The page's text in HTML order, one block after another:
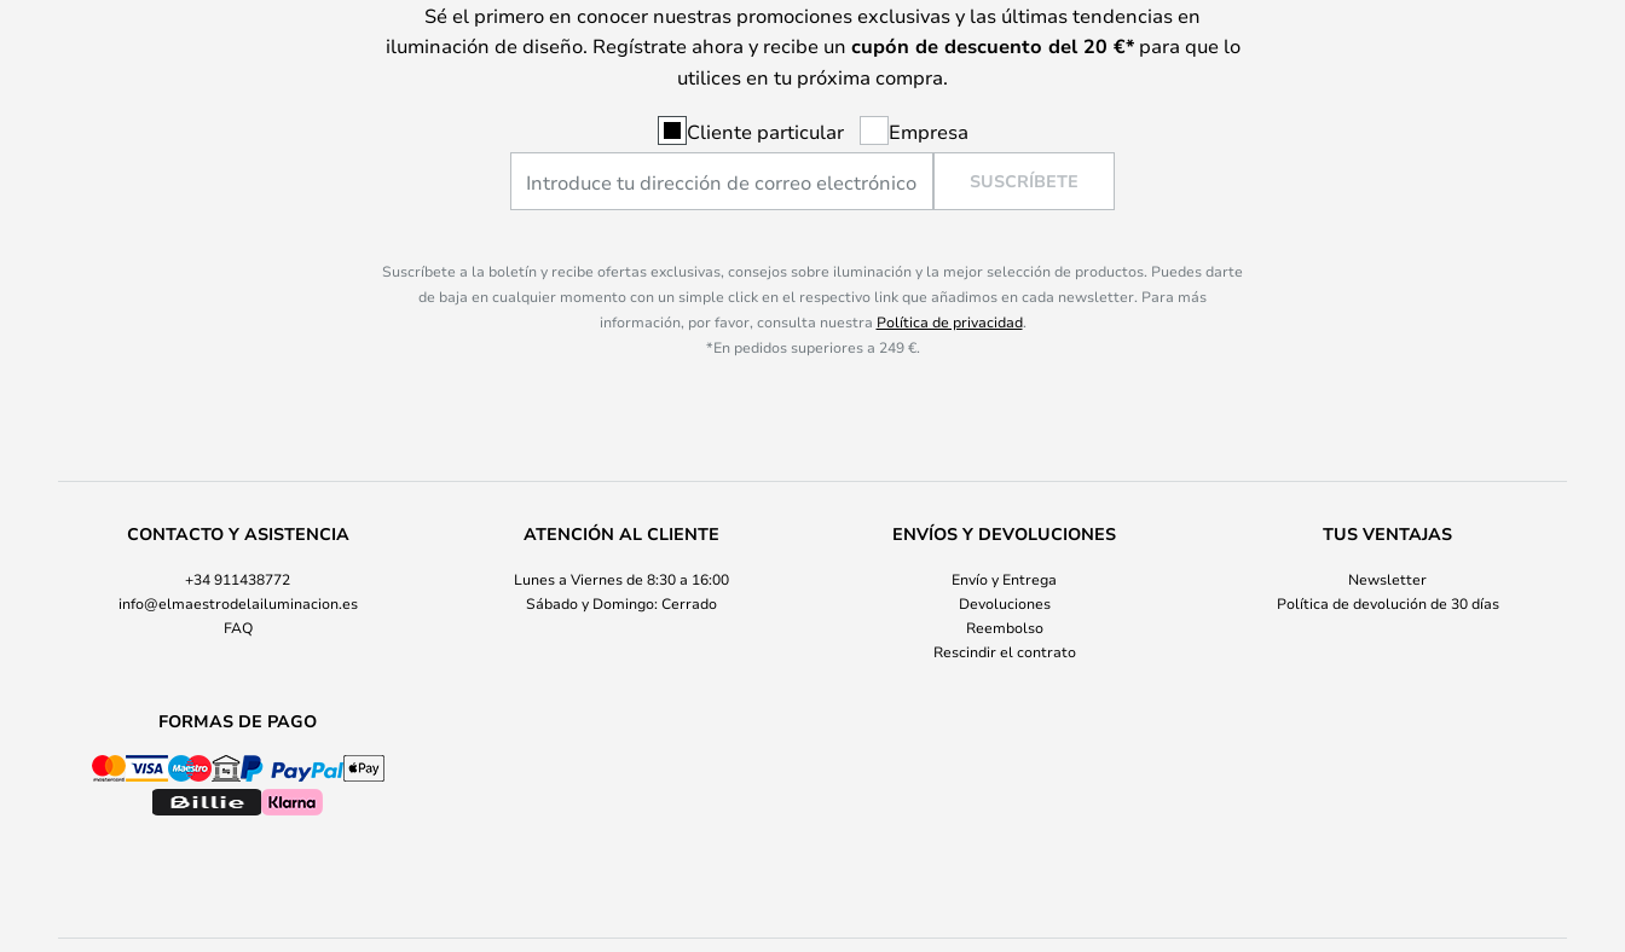
Sé el primero en conocer nuestras promociones exclusivas y las últimas tendencias en
iluminación de diseño. Regístrate ahora y recibe un cupón de descuento del 20 €*para que lo
utilices en tu próxima compra.
Cliente particular Empresa
SUSCRÍBETE
Suscríbete a la boletín y recibe ofertas exclusivas, consejos sobre iluminación y la mejor selección de productos. Puedes darte
de baja en cualquier momento con un simple click en el respectivo link que añadimos en cada newsletter. Para más
información, por favor, consulta nuestra Política de privacidad.
*En pedidos superiores a 249 €.
CONTACTO Y ASISTENCIA
+34 911438772
info@elmaestrodelailuminacion.es
FAQ
ATENCIÓN AL CLIENTE
Lunes a Viernes de 8:30 a 16:00
Sábado y Domingo: Cerrado
ENVÍOS Y DEVOLUCIONES
Envío y Entrega
Devoluciones
Reembolso
Rescindir el contrato
TUS VENTAJAS
Newsletter
Política de devolución de 30 días
FORMAS DE PAGO